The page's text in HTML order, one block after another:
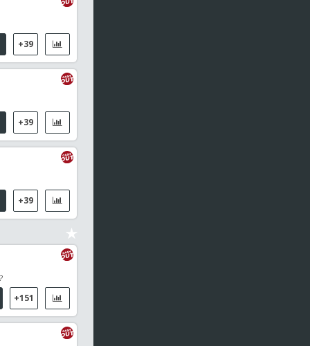
Primer break
Gardoque J / Chouikh-Barbez E
de Groot Y / van de Velde S
Mjallby Aif
IF Elfsborg
Sylvestre, Eddy
Farul Constanta
FK Csikszereda Miercurea Ciuc
Standard de Lieja
Cercle Brujas
2da Mitad
+39
+39
+39
+151